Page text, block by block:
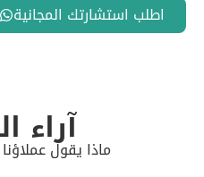
اطلب استشارتك المجانية
آراءماذا يقول